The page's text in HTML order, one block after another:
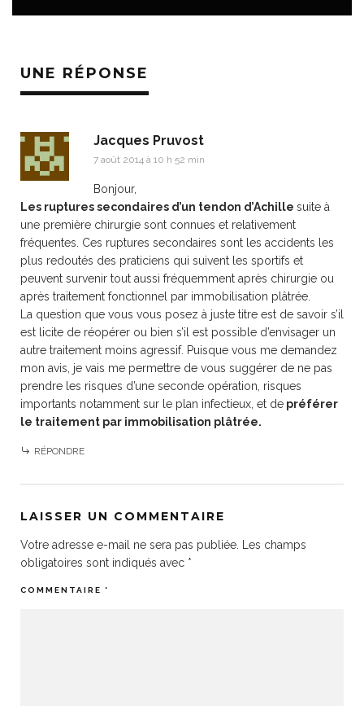
UNE RÉPONSE
Jacques Pruvost
7 août 2014 à 10 h 52 min
Bonjour,
Les ruptures secondaires d’un tendon d’Achille suite à
une première chirurgie sont connues et relativement
fréquentes. Ces ruptures secondaires sont les accidents les
plus redoutés des praticiens qui suivent les sportifs et
peuvent survenir tout aussi fréquemment après chirurgie ou
après traitement fonctionnel par immobilisation plâtrée.
La question que vous vous posez à juste titre est de savoir s’il
est licite de réopérer ou bien s’il est possible d’envisager un
autre traitement moins agressif. Puisque vous me demandez
mon avis, je vais me permettre de vous suggérer de ne pas
prendre les risques d’une seconde opération, risques
importants notamment sur le plan infectieux, et de préférer
le traitement par immobilisation plâtrée.
RÉPONDRE
LAISSER UN COMMENTAIRE
Votre adresse e-mail ne sera pas publiée.
Les champs
obligatoires sont indiqués avec *
COMMENTAIRE *